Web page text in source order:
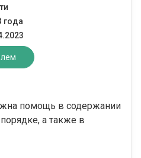
года
помощь в содержании
а также в